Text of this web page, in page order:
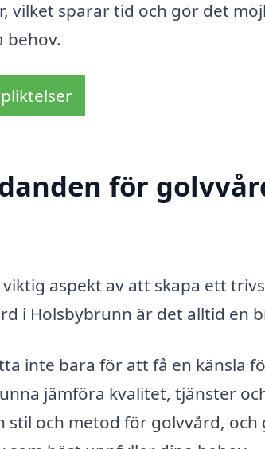
vilket sparar tid och gör det
behov.
för
aspekt av att skapa ett
i Holsbybrunn är det alltid en
inte bara för att få en känsla
jämföra kvalitet, tjänster
stil och metod för golvvård,